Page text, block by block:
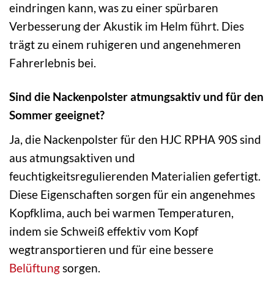
eindringen kann, was zu einer spürbaren
Verbesserung der Akustik im Helm führt. Dies
trägt zu einem ruhigeren und angenehmeren
Fahrerlebnis bei.
Sind die Nackenpolster atmungsaktiv und für den
Sommer geeignet?
Ja, die Nackenpolster für den HJC RPHA 90S sind
aus atmungsaktiven und
feuchtigkeitsregulierenden Materialien gefertigt.
Diese Eigenschaften sorgen für ein angenehmes
Kopfklima, auch bei warmen Temperaturen,
indem sie Schweiß effektiv vom Kopf
wegtransportieren und für eine bessere
Belüftungsorgen.